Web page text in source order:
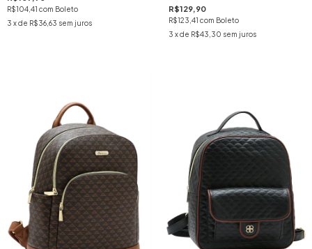
R$104,41 com Boleto
3 x de R$36,63 sem juros
R$129,90
R$123,41 com Boleto
3 x de R$43,30 sem juros